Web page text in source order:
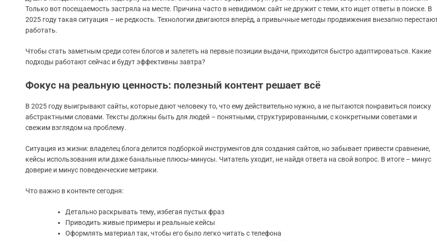
Только вот посещаемость застряла на месте. Причина часто в невидимом: сайт не дружит с теми, кто ищет ответы в поиске. В
2025 году такая ситуация – не редкость. Технологии двигаются вперёд, а привычные методы продвижения внезапно
работать.
Чтобы стать заметным среди сотен блогов и залететь на первые позиции выдачи, приходится быстро адаптироваться. Какие
подходы работают сейчас и будут эффективны завтра?
Фокус на реальную ценность: полезный контент решает всё
В 2025 году выигрывают сайты, которые дают человеку то, что ему действительно нужно, а не пытаются понравиться поиску
абстрактными словами. Тексты должны быть для людей – понятными, структурированными, с конкретными советами и
свежим взглядом на проблему.
Ситуация из жизни: владелец блога делится подборкой инструментов для создания сайтов, но забывает привести сравнение,
кейсы использования или даже банальные плюсы-минусы. Читатель уходит, не найдя ответа на свой вопрос. В итоге – минус
доверие и минус поведенческие метрики.
Что важно в контенте сегодня:
Детально раскрывать тему, избегая пустых фраз
Приводить живые примеры и реальные кейсы
Оформлять материал так, чтобы его было легко читать с телефона